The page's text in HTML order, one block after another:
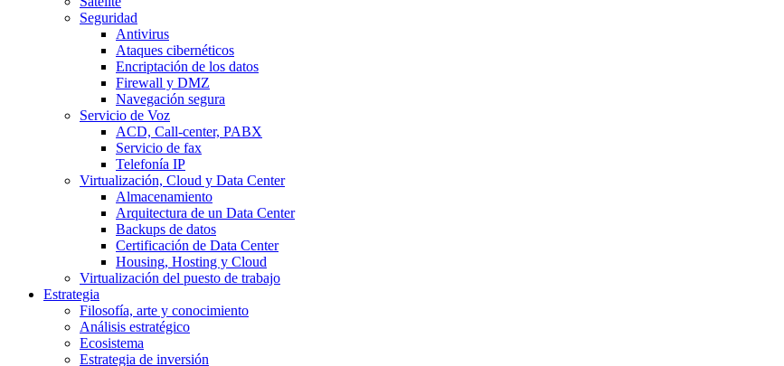
Seguridad
Antivirus
Ataques cibernéticos
Encriptación de los datos
Firewall y DMZ
Navegación segura
Servicio de Voz
ACD, Call-center, PABX
Servicio de fax
Telefonía IP
Virtualización, Cloud y Data Center
Almacenamiento
Arquitectura de un Data Center
Backups de datos
Certificación de Data Center
Housing, Hosting y Cloud
Virtualización del puesto de trabajo
Estrategia
Filosofía, arte y conocimiento
Análisis estratégico
Ecosistema
Estrategia de inversión